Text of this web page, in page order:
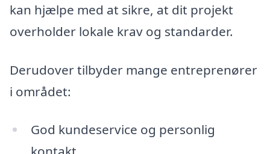
kan hjælpe med at sikre, at dit projekt
overholder lokale krav og standarder.
Derudover tilbyder mange entreprenører
i området:
God kundeservice og personlig